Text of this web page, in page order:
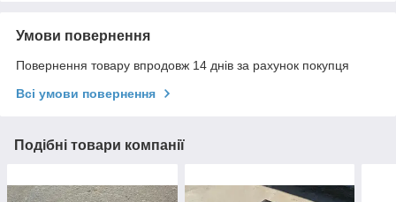
Умови повернення
Повернення товару впродовж 14 днів за рахунок покупця
Всі умови повернення
Подібні товари компанії